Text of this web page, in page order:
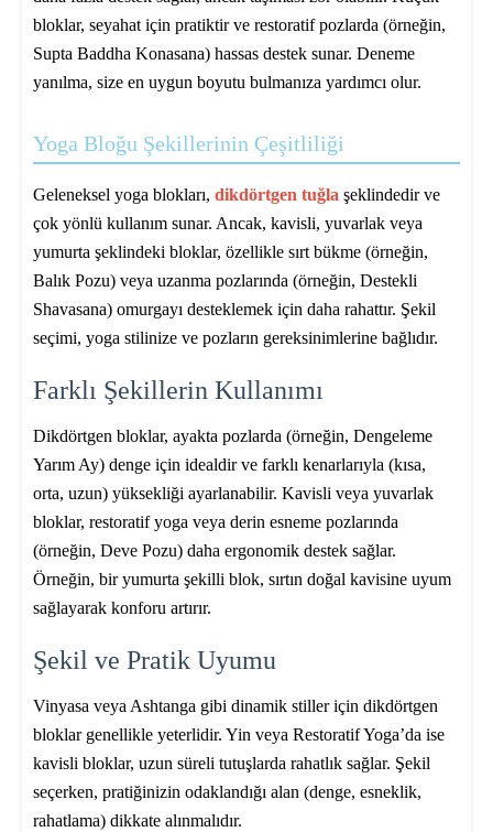
bloklar, seyahat için pratiktir ve restoratif pozlarda (örneğin,
Supta Baddha Konasana) hassas destek sunar. Deneme
yanılma, size en uygun boyutu bulmanıza yardımcı olur.
Yoga Bloğu Şekillerinin Çeşitliliği
Geleneksel yoga blokları, dikdörtgen tuğla şeklindedir ve
çok yönlü kullanım sunar. Ancak, kavisli, yuvarlak veya
yumurta şeklindeki bloklar, özellikle sırt bükme (örneğin,
Balık Pozu) veya uzanma pozlarında (örneğin, Destekli
Shavasana) omurgayı desteklemek için daha rahattır. Şekil
seçimi, yoga stilinize ve pozların gereksinimlerine bağlıdır.
Farklı Şekillerin Kullanımı
Dikdörtgen bloklar, ayakta pozlarda (örneğin, Dengeleme
Yarım Ay) denge için idealdir ve farklı kenarlarıyla (kısa,
orta, uzun) yüksekliği ayarlanabilir. Kavisli veya yuvarlak
bloklar, restoratif yoga veya derin esneme pozlarında
(örneğin, Deve Pozu) daha ergonomik destek sağlar.
Örneğin, bir yumurta şekilli blok, sırtın doğal kavisine uyum
sağlayarak konforu artırır.
Şekil ve Pratik Uyumu
Vinyasa veya Ashtanga gibi dinamik stiller için dikdörtgen
bloklar genellikle yeterlidir. Yin veya Restoratif Yoga’da ise
kavisli bloklar, uzun süreli tutuşlarda rahatlık sağlar. Şekil
seçerken, pratiğinizin odaklandığı alan (denge, esneklik,
rahatlama) dikkate alınmalıdır.